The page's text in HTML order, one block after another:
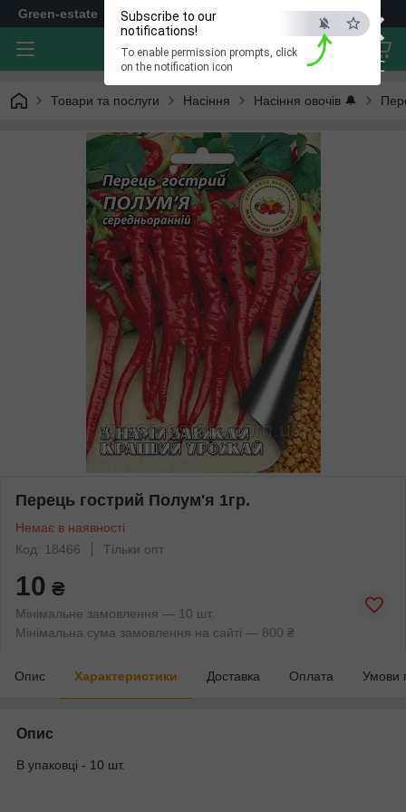
×
ESC
Subscribe to our
notifications!
To enable permission prompts, click
on the notification icon
Green-estate
Товари та послуги Насіння Насіння овочів 🔔
Перець гострий Полум'я 1гр.
Немає в наявності
Код: 18466
Тільки опт
10 ₴
Мінімальне замовлення — 10 шт.
Мінімальна сума замовлення на сайті — 800 ₴
Опис Характеристики Доставка Оплата Умови
Опис
В упаковці - 10 шт.